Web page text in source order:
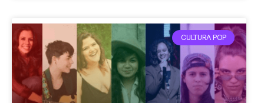
CULTURA POP